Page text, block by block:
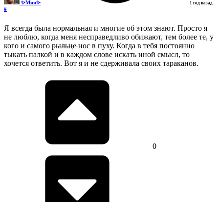
✨Мия✨ 1 год назад
#
Я всегда была нормальная и многие об этом знают. Просто я
не люблю, когда меня несправедливо обижают, тем более те, у
кого и самого рыльценос в пуху. Когда в тебя постоянно
тыкать палкой и в каждом слове искать иной смысл, то
хочется ответить. Вот я и не сдерживала своих тараканов.
0